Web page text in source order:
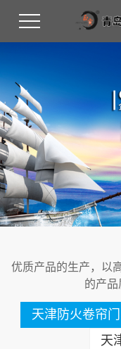
优质产品的生产，以
的产品
天津防火卷帘门
天